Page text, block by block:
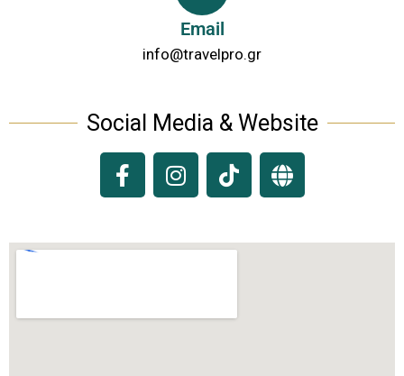
Email
info@travelpro.gr
Social Media & Website